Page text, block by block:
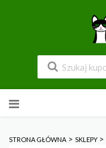
do
STRONA GŁÓWNA > SKLEPY >